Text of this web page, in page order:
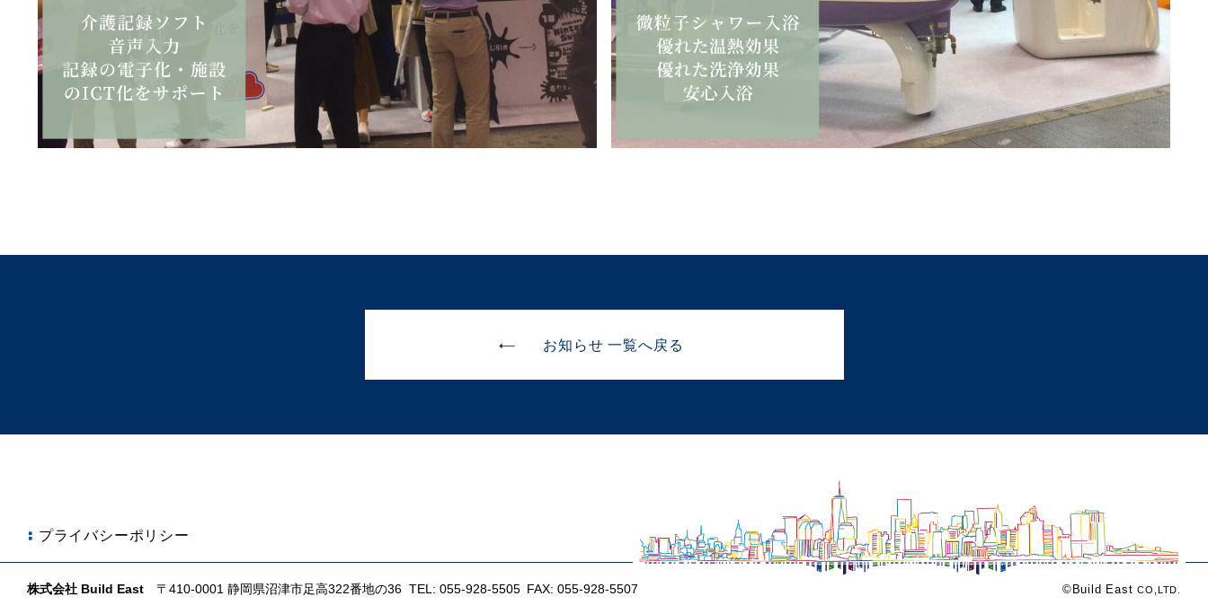
お知らせ 一覧へ戻る
プライバシーポリシー
株式会社 Build East 〒410-0001 静岡県沼津市足高322番地の36 TEL: 055-928-5505 FAX: 055-928-5507 ©Build EastCO,LTD.